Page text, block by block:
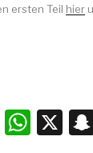
ersten Teil hier
F
W X